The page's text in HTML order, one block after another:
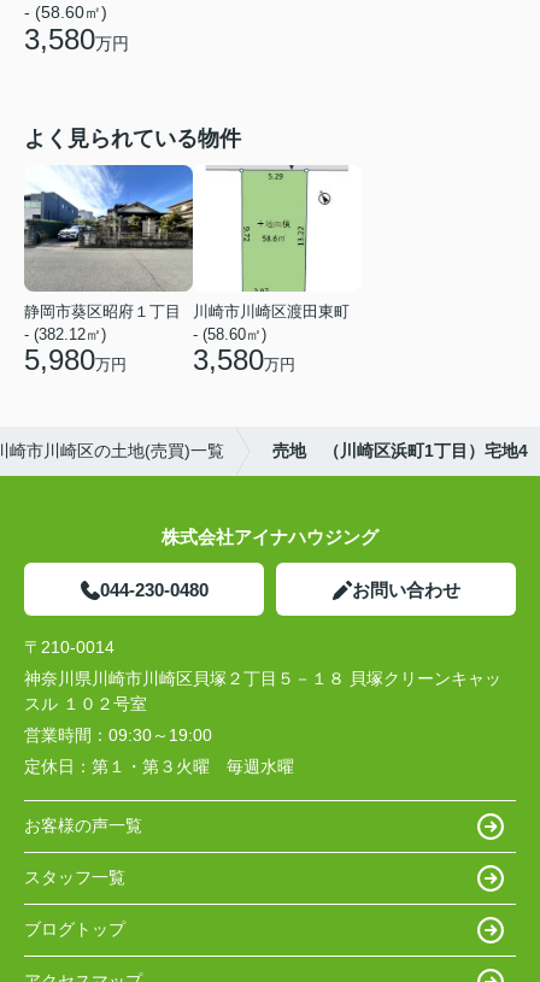
- (58.60㎡)
3,580万円
よく見られている物件
静岡市葵区昭府１丁目
- (382.12㎡)
5,980万円
川崎市川崎区渡田東町
- (58.60㎡)
3,580万円
崎市川崎区の土地(売買)一覧 売地 （川崎区浜町1丁目）宅地4
株式会社アイナハウジング
044-230-0480 お問い合わせ
〒210-0014
神奈川県川崎市川崎区貝塚２丁目５－１８ 貝塚クリーンキャッ
スル １０２号室
営業時間： 09:30～19:00
定休日： 第１・第３火曜 毎週水曜
お客様の声一覧
スタッフ一覧
ブログトップ